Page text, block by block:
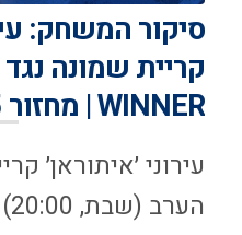
סיקור המשחק:
קריית שמונה נגד
WINNER | מחזור 25
עירוני ׳איתוראן׳